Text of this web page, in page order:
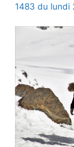
1483 du lundi